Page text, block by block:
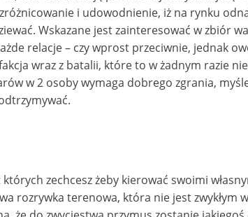
i udowodnienie, iż na rynku
Wskazane jest zainteresować w zbiór
relacje – czy wprost przeciwnie, jednak
wraz z batalii, które to w żadnym razie
w 2 osoby wymaga dobrego zgrania,
zechcesz żeby kierować swoimi
rozrywka terenowa, która nie jest zwykłym